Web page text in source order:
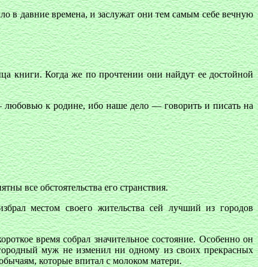
в давние времена, и заслужат они тем самым себе вечную
книги. Когда же по прочтении они найдут ее достойной
к родине, ибо наше дело — говорить и писать на
все обстоятельства его странствия.
местом своего жительства сей лучший из городов
время собрал значительное состояние. Особенно он
муж не изменил ни одному из своих прекрасных
которые впитал с молоком матери.